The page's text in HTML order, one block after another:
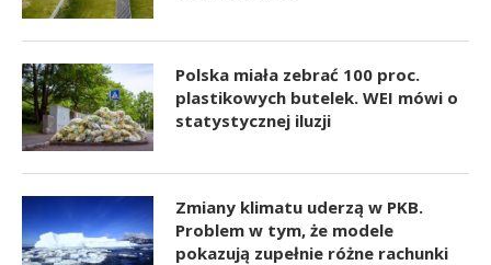
Polska miała zebrać 100 proc.
plastikowych butelek. WEI mówi o
statystycznej iluzji
Zmiany klimatu uderzą w PKB.
Problem w tym, że modele
pokazują zupełnie różne rachunki